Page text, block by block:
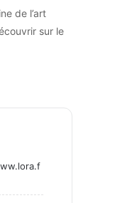
de l’art
sur le